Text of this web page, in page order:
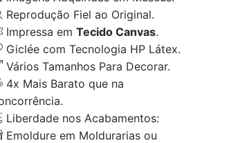
Reprodução Fiel ao Original.
Impressa em Tecido Canvas.
Giclée com Tecnologia HP Látex.
Vários Tamanhos Para Decorar.
4x Mais Barato que na
Liberdade nos Acabamentos:
Emoldure em Moldurarias ou